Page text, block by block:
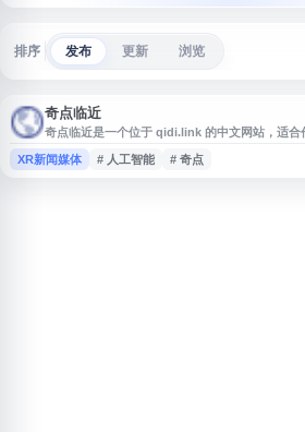
排序 发布 更新 浏览
奇点临近
奇点临近是一个位于 qidi.link 的中文网站，适合
名称围绕“奇点”“临近”等概念展开，可用于关注
能发展及相关信息资源的用户进行访问了解。由
XR新闻媒体 # 人工智能 # 奇点